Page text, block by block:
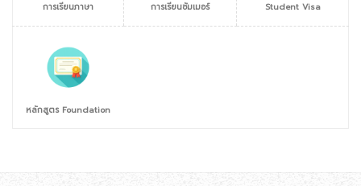
การเรียนภาษา การเรียนซัมเมอร์ Student Visa
หลักสูตร Foundation